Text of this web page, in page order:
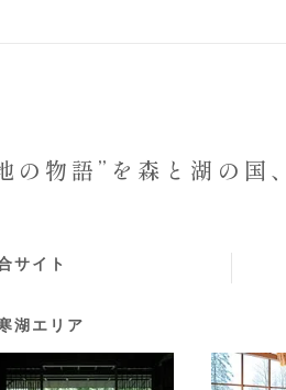
の物語”を森と湖の国、
サイト
湖エリア